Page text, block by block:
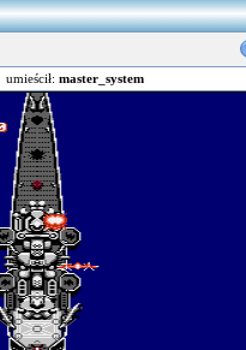
umieścił: master_system